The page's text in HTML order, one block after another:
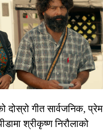
दोस्रो गीत सार्वजनिक, प्रेम
श्रीकृष्ण निरौलाको